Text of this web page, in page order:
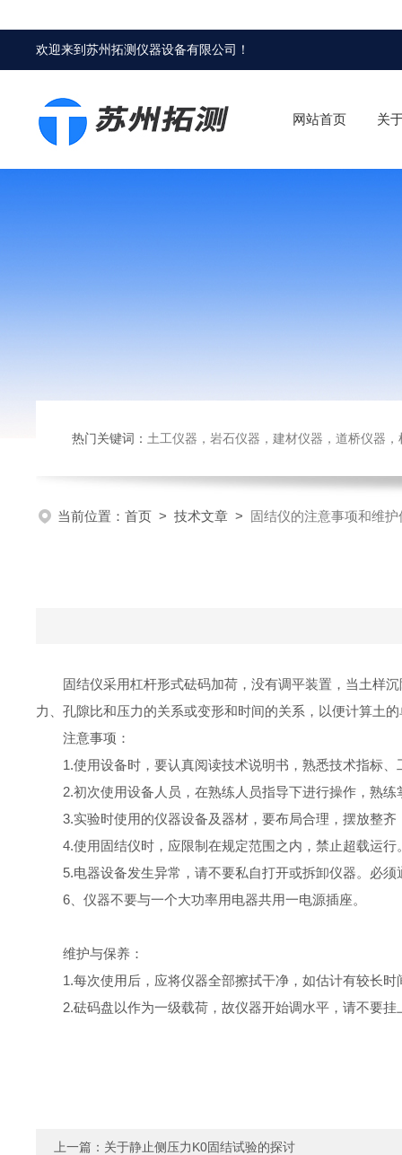
欢迎来到苏州拓测仪器设备有限公司 ！
网站首页 关
热门关键词： 土工仪器，岩石仪器，建材仪器，道桥仪器，检测
当前位置： 首页 > 技术文章 > 固结仪的注意事项和维护
固结仪采用杠杆形式砝码加荷，没有调平装置，当土样
力、孔隙比和压力的关系或变形和时间的关系，以便计算土
注意事项：
1.使用设备时，要认真阅读技术说明书，熟悉技术指标
2.初次使用设备人员，在熟练人员指导下进行操作，熟
3.实验时使用的仪器设备及器材，要布局合理，摆放整
4.使用固结仪时，应限制在规定范围之内，禁止超载运行
5.电器设备发生异常，请不要私自打开或拆卸仪器。必
6、仪器不要与一个大功率用电器共用一电源插座。
维护与保养：
1.每次使用后，应将仪器全部擦拭干净，如估计有较长
2.砝码盘以作为一级载荷，故仪器开始调水平，请不要挂
上一篇： 关于静止侧压力K0固结试验的探讨